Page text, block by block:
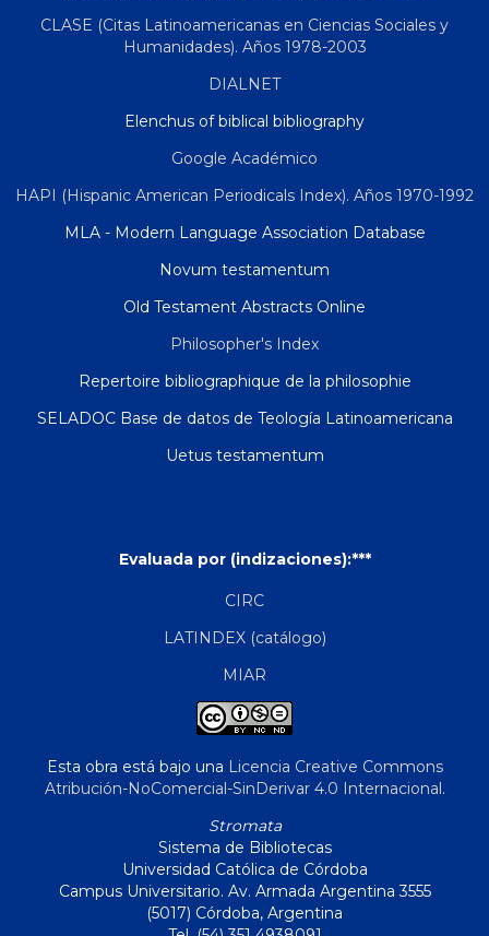
CLASE (Citas Latinoamericanas en Ciencias Sociales y
Humanidades). Años 1978-2003
DIALNET
Elenchus of biblical bibliography
Google Académico
HAPI (Hispanic American Periodicals Index). Años 1970-1992
MLA - Modern Language Association Database
Novum testamentum
Old Testament Abstracts Online
Philosopher's Index
Repertoire bibliographique de la philosophie
SELADOC Base de datos de Teología Latinoamericana
Uetus testamentum
Evaluada por (indizaciones):***
CIRC
LATINDEX (catálogo)
MIAR
Esta obra está bajo una Licencia Creative Commons
Atribución-NoComercial-SinDerivar 4.0 Internacional.
Stromata
Sistema de Bibliotecas
Universidad Católica de Córdoba
Campus Universitario. Av. Armada Argentina 3555
(5017) Córdoba, Argentina